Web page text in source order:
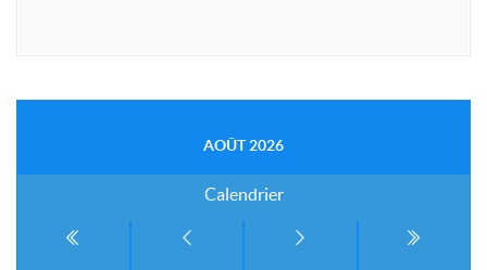
AOÛT 2026
Calendrier